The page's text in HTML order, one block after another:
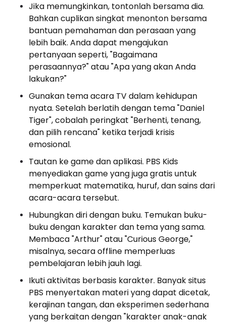
Jika memungkinkan, tontonlah bersama dia.
Bahkan cuplikan singkat menonton bersama
bantuan pemahaman dan perasaan yang
lebih baik. Anda dapat mengajukan
pertanyaan seperti, "Bagaimana
perasaannya?" atau "Apa yang akan Anda
lakukan?"
Gunakan tema acara TV dalam kehidupan
nyata. Setelah berlatih dengan tema "Daniel
Tiger", cobalah peringkat "Berhenti, tenang,
dan pilih rencana" ketika terjadi krisis
emosional.
Tautan ke game dan aplikasi. PBS Kids
menyediakan game yang juga gratis untuk
memperkuat matematika, huruf, dan sains dari
acara-acara tersebut.
Hubungkan diri dengan buku. Temukan buku-
buku dengan karakter dan tema yang sama.
Membaca "Arthur" atau "Curious George,"
misalnya, secara offline memperluas
pembelajaran lebih jauh lagi.
Ikuti aktivitas berbasis karakter. Banyak situs
PBS menyertakan materi yang dapat dicetak,
kerajinan tangan, dan eksperimen sederhana
yang berkaitan dengan "karakter anak-anak